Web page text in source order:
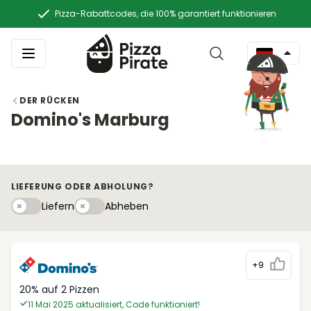
Pizza-Rabattcodes, die 100% garantiert funktionieren
DER RÜCKEN
Domino's Marburg
LIEFERUNG ODER ABHOLUNG?
LiefernLiefernAbhebeny
Abheben
+9
20% auf 2 Pizzen
11 Mai 2025 aktualisiert, Code funktioniert!